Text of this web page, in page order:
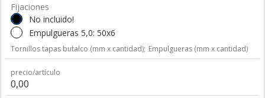
Fijaciones
No incluido!
Empulgueras 5,0: 50x6
Tornillos tapas butalco (mm x cantidad); Empulgueras (mm x cantidad)
precio/artículo
0,00